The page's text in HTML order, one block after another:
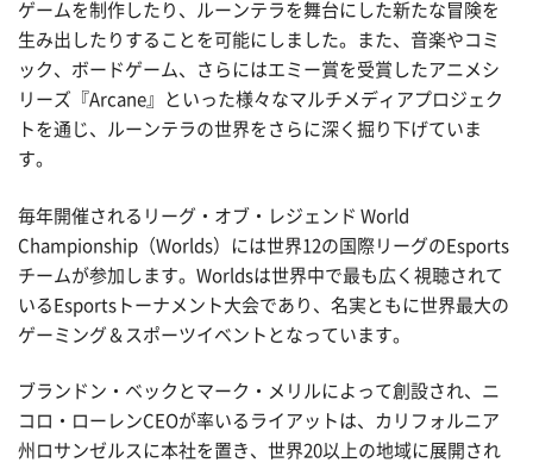
ゲームを制作したり、ルーンテラを舞台にした新たな冒険を
生み出したりすることを可能にしました。また、音楽やコミ
ック、ボードゲーム、さらにはエミー賞を受賞したアニメシ
リーズ『Arcane』といった様々なマルチメディアプロジェク
トを通じ、ルーンテラの世界をさらに深く掘り下げていま
す。
毎年開催されるリーグ・オブ・レジェンド World
Championship（Worlds）には世界12の国際リーグのEsports
チームが参加します。Worldsは世界中で最も広く視聴されて
いるEsportsトーナメント大会であり、名実ともに世界最大の
ゲーミング＆スポーツイベントとなっています。
ブランドン・ベックとマーク・メリルによって創設され、ニ
コロ・ローレンCEOが率いるライアットは、カリフォルニア
州ロサンゼルスに本社を置き、世界20以上の地域に展開され